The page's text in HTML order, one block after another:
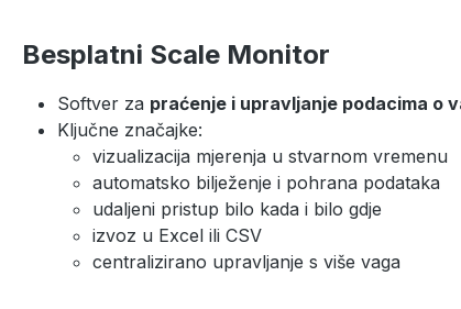
Besplatni Scale Monitor
Softver za praćenje i upravljanje podacima o
Ključne značajke:
vizualizacija mjerenja u stvarnom vremenu
automatsko bilježenje i pohrana podataka
udaljeni pristup bilo kada i bilo gdje
izvoz u Excel ili CSV
centralizirano upravljanje s više vaga